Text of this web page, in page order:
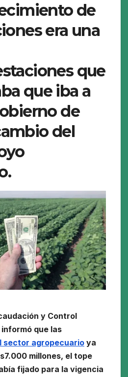
de
era una
que
que iba a
de
del
y Control
que las
sector agropecuario ya
millones, el tope
fijado para la vigencia